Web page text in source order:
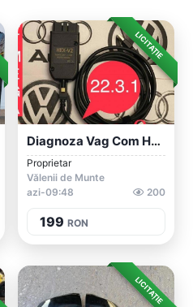
LICITAȚIE
Diagnoza Vag Com Hex-V2 Vcds 22.3.1 Skod...
Proprietar
Vălenii de Munte
azi-09:48
200
199 RON
LICITAȚIE